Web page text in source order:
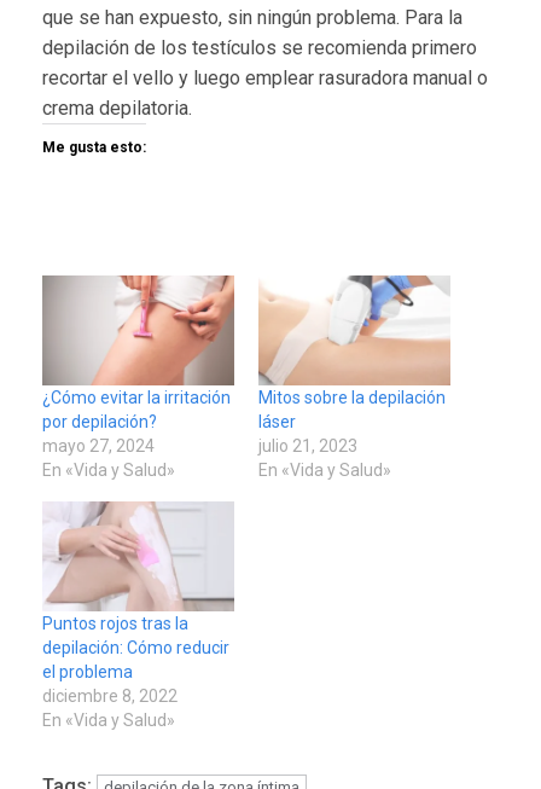
que se han expuesto, sin ningún problema. Para la
depilación de los testículos se recomienda primero
recortar el vello y luego emplear rasuradora manual o
crema depilatoria.
Me gusta esto:
¿Cómo evitar la irritación
por depilación?
mayo 27, 2024
En «Vida y Salud»
Mitos sobre la depilación
láser
julio 21, 2023
En «Vida y Salud»
Puntos rojos tras la
depilación: Cómo reducir
el problema
diciembre 8, 2022
En «Vida y Salud»